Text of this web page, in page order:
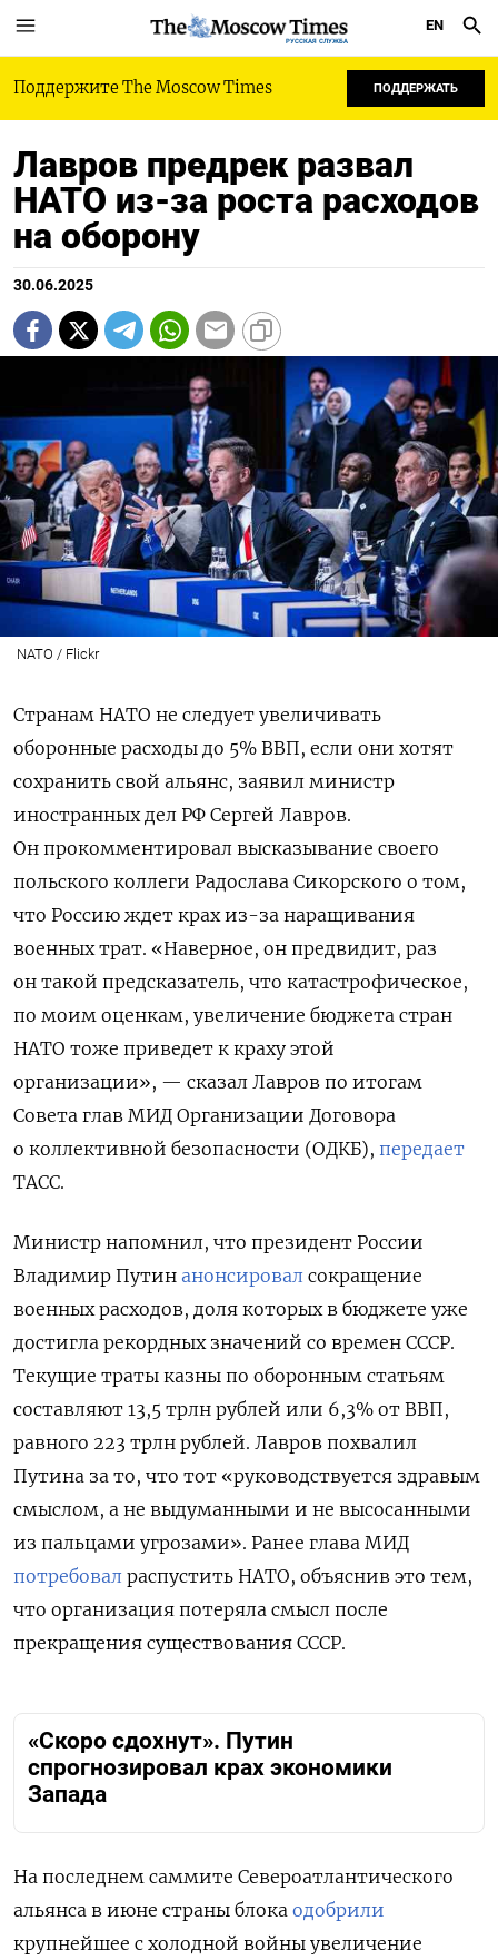
РУССКАЯ СЛУЖБА
EN
Поддержите The Moscow Times ПОДДЕРЖАТЬ
Лавров предрек развал
НАТО из-за роста расходов
на оборону
30.06.2025
NATO / Flickr
Странам НАТО не следует увеличивать
оборонные расходы до 5% ВВП, если они хотят
сохранить свой альянс, заявил министр
иностранных дел РФ Сергей Лавров.
Он прокомментировал высказывание своего
польского коллеги Радослава Сикорского о том,
что Россию ждет крах из-за наращивания
военных трат. «Наверное, он предвидит, раз
он такой предсказатель, что катастрофическое,
по моим оценкам, увеличение бюджета стран
НАТО тоже приведет к краху этой
организации», — сказал Лавров по итогам
Совета глав МИД Организации Договора
о коллективной безопасности (ОДКБ), передает
ТАСС.
Министр напомнил, что президент России
Владимир Путин анонсировал сокращение
военных расходов, доля которых в бюджете уже
достигла рекордных значений со времен СССР.
Текущие траты казны по оборонным статьям
составляют 13,5 трлн рублей или 6,3% от ВВП,
равного 223 трлн рублей. Лавров похвалил
Путина за то, что тот «руководствуется здравым
смыслом, а не выдуманными и не высосанными
из пальцами угрозами». Ранее глава МИД
потребовал распустить НАТО, объяснив это тем,
что организация потеряла смысл после
прекращения существования СССР.
«Скоро сдохнут». Путин
спрогнозировал крах экономики
Запада
На последнем саммите Североатлантического
альянса в июне страны блока одобрили
крупнейшее с холодной войны увеличение